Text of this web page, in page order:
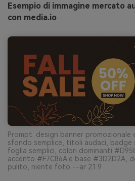
Esempio di immagine mercato
con media.io
Prompt: design banner promozionale
sfondo semplice, titoli audaci, badge
foglia semplici, colori dominanti
accento #F7C86A e base #3D2D2A,
pulito, niente foto --ar 21:9